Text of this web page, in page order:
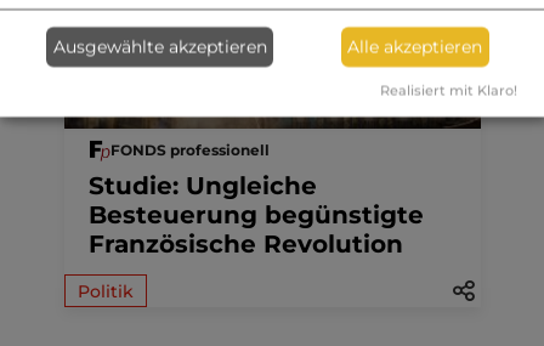
AktuelleNachrichten
07.08.2026
FONDS professionell
Studie: Ungleiche
Besteuerung begünstigte
Französische Revolution
Politik
Ausgewählte akzeptieren Alle akzeptieren
Realisiert mit Klaro!